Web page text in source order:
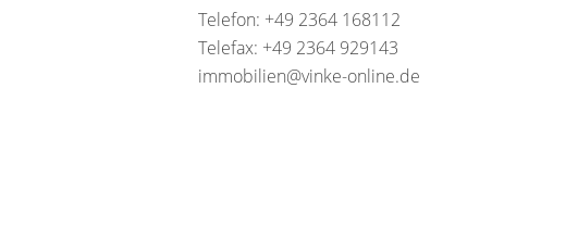
Telefon: +49 2364 168112
Telefax: +49 2364 929143
immobilien@vinke-online.de